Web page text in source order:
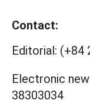
Contact:
Editorial: (+84
Electronic
38303034